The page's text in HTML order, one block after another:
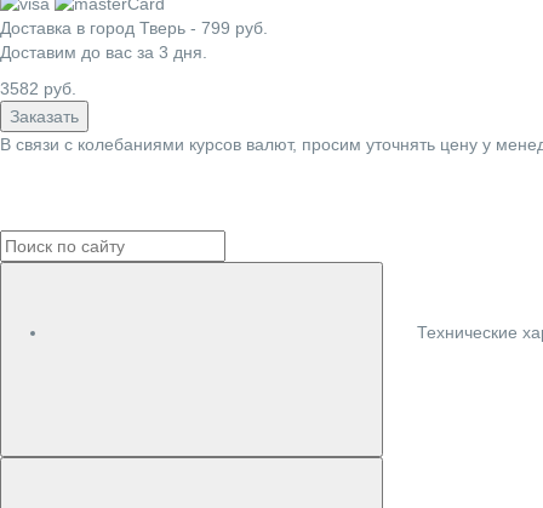
Доставка в город Тверь - 799 руб.
Доставим до вас за 3 дня.
3582 руб.
Заказать
В связи с колебаниями курсов валют, просим уточнять цену у
Технические